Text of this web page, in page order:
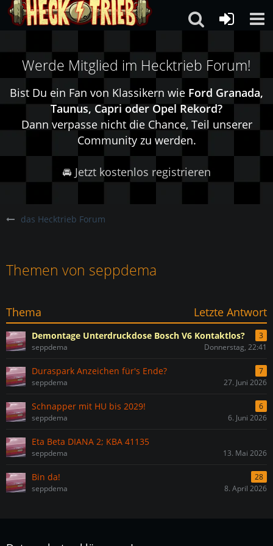
Werde Mitglied im Hecktrieb Forum!
Bist Du ein Fan von Klassikern wie Ford Granada,
Taunus, Capri oder Opel Rekord?
Dann verpasse nicht die Chance, Teil unserer
Community zu werden.
🚘 Jetzt kostenlos registrieren
das Hecktrieb Forum
Themen von seppdema
Thema Letzte Antwort
Demontage Unterdruckdose Bosch V6 Kontaktlos?
3
seppdema
Donnerstag, 22:41
Duraspark Anzeichen für's Ende?
7
seppdema
27. Juni 2026
Schnapper mit HU bis 2029!
6
seppdema
6. Juni 2026
Eta Beta DIANA 2; KBA 41135
seppdema 13. Mai 2026
Bin da!
28
seppdema
8. April 2026